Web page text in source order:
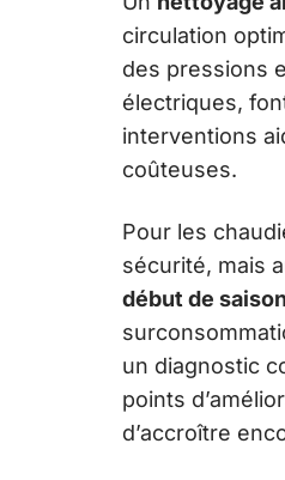
circulation
des pressions
électriques,
interventions
coûteuses.
Pour les
sécurité, mais
début de saison
un diagnostic
points
d’accroître